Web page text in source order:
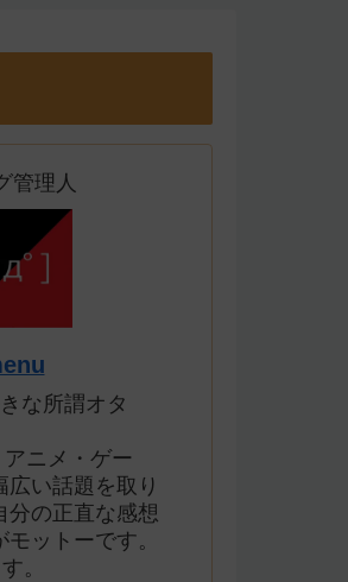
管理人
な所謂オタ
ニメ・ゲー
広い話題を取り
分の正直な感想
ットーです。
。